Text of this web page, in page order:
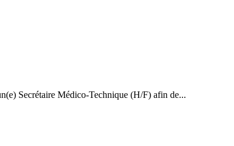
Secrétaire Médico-Technique (H/F) afin de...